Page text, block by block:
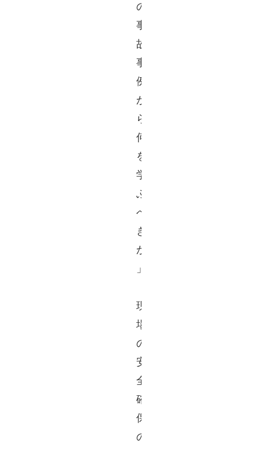
の
事
故
事
例
か
ら
何
を
学
ぶ
べ
き
か
現
場
の
安
全
確
保
の